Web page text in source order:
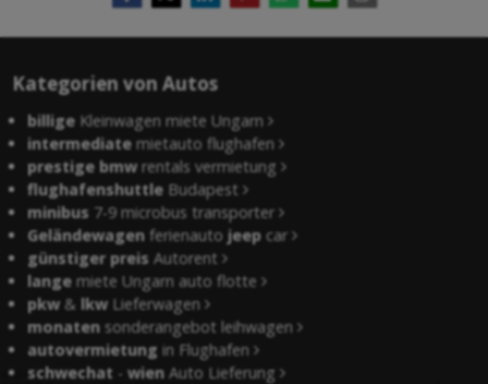
Kategorien von Autos
billige Kleinwagen miete Ungarn
intermediate mietauto flughafen
prestige bmwrentals vermietung
flughafenshuttle Budapest
minibus 7-9 microbus transporter
Geländewagen ferienautojeep car
günstiger preis Autorent
lange miete Ungarn auto flotte
pkw&lkwLieferwagen
monaten sonderangebot leihwagen
autovermietung in Flughafen
schwechat -wien Auto Lieferung